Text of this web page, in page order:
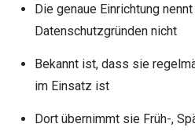
Die genaue Einrichtung
Datenschutzgründen nicht
Bekannt ist, dass sie
im Einsatz ist
Dort übernimmt sie Früh-,